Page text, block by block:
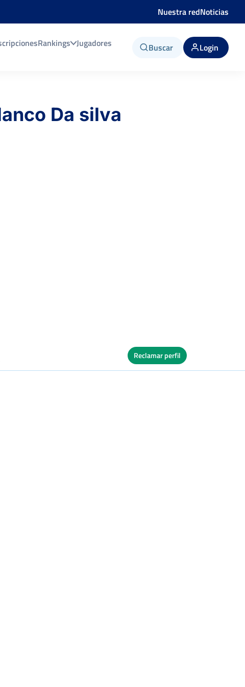
Nuestra redNoticias
Rankings Jugadores Buscar Login
Da silva
Reclamar perfil